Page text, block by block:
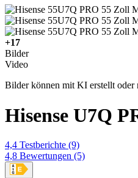
+17
Bilder
Video
Bilder können mit KI erstellt oder
Hisense U7Q
4,4 Testberichte (9)
4,8 Bewertungen (5)